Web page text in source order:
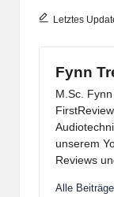
Letztes
Fynn
M.Sc.
unserem
Reviews
Alle Beiträge